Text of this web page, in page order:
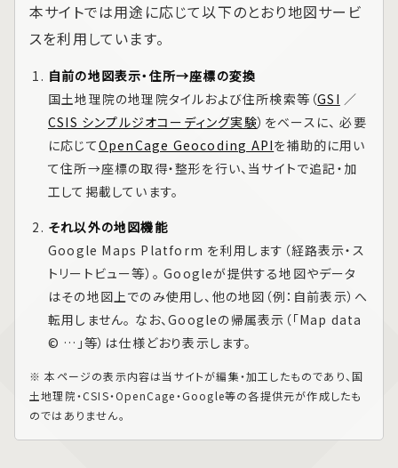
本サイトでは用途に応じて以下のとおり地図サービ
スを利用しています。
自前の地図表示・住所→座標の変換
国土地理院の地理院タイルおよび住所検索等（GSI ／
CSIS シンプルジオコーディング実験）をベースに、 必要
に応じてOpenCage Geocoding APIを補助的に用い
て住所→座標の取得・整形を行い、当サイトで追記・加
工して掲載しています。
それ以外の地図機能
Google Maps Platform を利用します（経路表示・ス
トリートビュー等）。 Googleが提供する地図やデータ
はその地図上でのみ使用し、他の地図（例：自前表示）へ
転用しません。 なお、Googleの帰属表示（「Map data
© …」等）は仕様どおり表示します。
※ 本ページの表示内容は当サイトが編集・加工したものであり、国
土地理院・CSIS・OpenCage・Google等の各提供元が作成したも
のではありません。